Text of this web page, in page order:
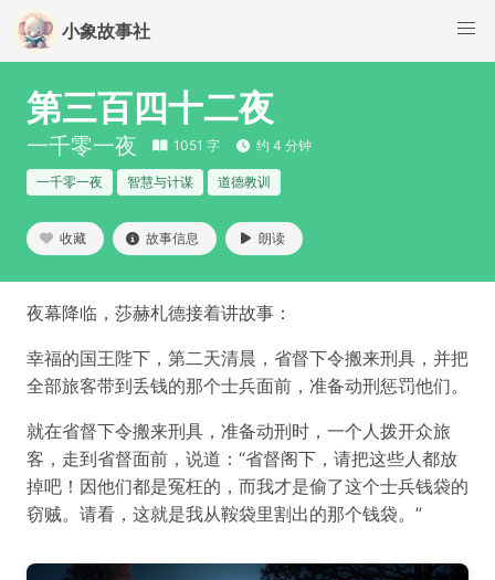
小象故事社
第三百四十二夜
一千零一夜 1051 字 约 4 分钟
一千零一夜 智慧与计谋 道德教训
收藏 故事信息 朗读
夜幕降临，莎赫札德接着讲故事：
幸福的国王陛下，第二天清晨，省督下令搬来刑具，并把
全部旅客带到丢钱的那个士兵面前，准备动刑惩罚他们。
就在省督下令搬来刑具，准备动刑时，一个人拨开众旅
客，走到省督面前，说道：“省督阁下，请把这些人都放
掉吧！因他们都是冤枉的，而我才是偷了这个士兵钱袋的
窃贼。请看，这就是我从鞍袋里割出的那个钱袋。”